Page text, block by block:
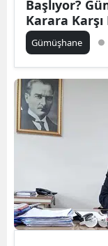
Başlıyor?
Karara
Gümüşhane